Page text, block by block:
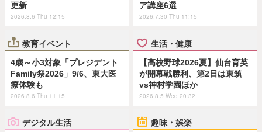
更新
2026.8.6 Thu 12:15
ア講座6選
2026.7.30 Thu 11:15
教育イベント
4歳～小3対象「プレジデント
Family祭2026」9/6、東大医
療体験も
2026.8.6 Thu 11:15
生活・健康
【高校野球2026夏】仙台育英
が開幕戦勝利、第2日は東筑
vs神村学園ほか
2026.8.5 Wed 20:32
デジタル生活 趣味・娯楽